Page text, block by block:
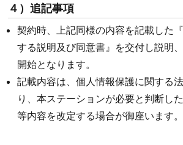
４）追記事項
契約時、上記同様の内容を記載した
する説明及び同意書』を交付し説明
開始となります。
記載内容は、個人情報保護に関する
り、本ステーションが必要と判断し
等内容を改定する場合が御座います。